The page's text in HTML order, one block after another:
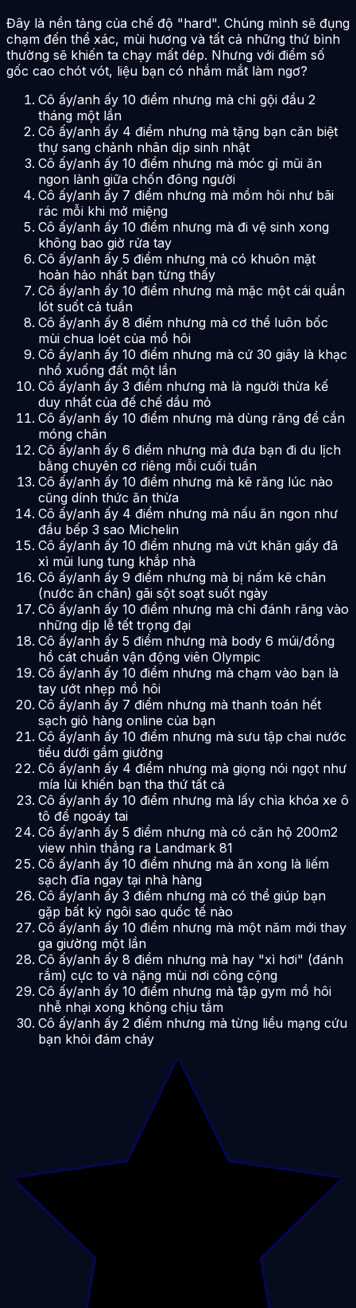
Đây là nền tảng của chế độ "hard". Chúng mình sẽ đụng
chạm đến thể xác, mùi hương và tất cả những thứ bình
thường sẽ khiến ta chạy mất dép. Nhưng với điểm số
gốc cao chót vót, liệu bạn có nhắm mắt làm ngơ?
Cô ấy/anh ấy 10 điểm nhưng mà chỉ gội đầu 2
tháng một lần
Cô ấy/anh ấy 4 điểm nhưng mà tặng bạn căn biệt
thự sang chảnh nhân dịp sinh nhật
Cô ấy/anh ấy 10 điểm nhưng mà móc gỉ mũi ăn
ngon lành giữa chốn đông người
Cô ấy/anh ấy 7 điểm nhưng mà mồm hôi như bãi
rác mỗi khi mở miệng
Cô ấy/anh ấy 10 điểm nhưng mà đi vệ sinh xong
không bao giờ rửa tay
Cô ấy/anh ấy 5 điểm nhưng mà có khuôn mặt
hoàn hảo nhất bạn từng thấy
Cô ấy/anh ấy 10 điểm nhưng mà mặc một cái quần
lót suốt cả tuần
Cô ấy/anh ấy 8 điểm nhưng mà cơ thể luôn bốc
mùi chua loét của mồ hôi
Cô ấy/anh ấy 10 điểm nhưng mà cứ 30 giây là khạc
nhổ xuống đất một lần
Cô ấy/anh ấy 3 điểm nhưng mà là người thừa kế
duy nhất của đế chế dầu mỏ
Cô ấy/anh ấy 10 điểm nhưng mà dùng răng để cắn
móng chân
Cô ấy/anh ấy 6 điểm nhưng mà đưa bạn đi du lịch
bằng chuyên cơ riêng mỗi cuối tuần
Cô ấy/anh ấy 10 điểm nhưng mà kẽ răng lúc nào
cũng dính thức ăn thừa
Cô ấy/anh ấy 4 điểm nhưng mà nấu ăn ngon như
đầu bếp 3 sao Michelin
Cô ấy/anh ấy 10 điểm nhưng mà vứt khăn giấy đã
xì mũi lung tung khắp nhà
Cô ấy/anh ấy 9 điểm nhưng mà bị nấm kẽ chân
(nước ăn chân) gãi sột soạt suốt ngày
Cô ấy/anh ấy 10 điểm nhưng mà chỉ đánh răng vào
những dịp lễ tết trọng đại
Cô ấy/anh ấy 5 điểm nhưng mà body 6 múi/đồng
hồ cát chuẩn vận động viên Olympic
Cô ấy/anh ấy 10 điểm nhưng mà chạm vào bạn là
tay ướt nhẹp mồ hôi
Cô ấy/anh ấy 7 điểm nhưng mà thanh toán hết
sạch giỏ hàng online của bạn
Cô ấy/anh ấy 10 điểm nhưng mà sưu tập chai nước
tiểu dưới gầm giường
Cô ấy/anh ấy 4 điểm nhưng mà giọng nói ngọt như
mía lùi khiến bạn tha thứ tất cả
Cô ấy/anh ấy 10 điểm nhưng mà lấy chìa khóa xe ô
tô để ngoáy tai
Cô ấy/anh ấy 5 điểm nhưng mà có căn hộ 200m2
view nhìn thẳng ra Landmark 81
Cô ấy/anh ấy 10 điểm nhưng mà ăn xong là liếm
sạch đĩa ngay tại nhà hàng
Cô ấy/anh ấy 3 điểm nhưng mà có thể giúp bạn
gặp bất kỳ ngôi sao quốc tế nào
Cô ấy/anh ấy 10 điểm nhưng mà một năm mới thay
ga giường một lần
Cô ấy/anh ấy 8 điểm nhưng mà hay "xì hơi" (đánh
rắm) cực to và nặng mùi nơi công cộng
Cô ấy/anh ấy 10 điểm nhưng mà tập gym mồ hôi
nhễ nhại xong không chịu tắm
Cô ấy/anh ấy 2 điểm nhưng mà từng liều mạng cứu
bạn khỏi đám cháy